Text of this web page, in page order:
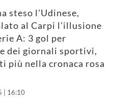
steso l'Udinese,
al Carpi l'illusione
A: 3 gol per
dei giornali sportivi,
più nella cronaca rosa
| 16:10